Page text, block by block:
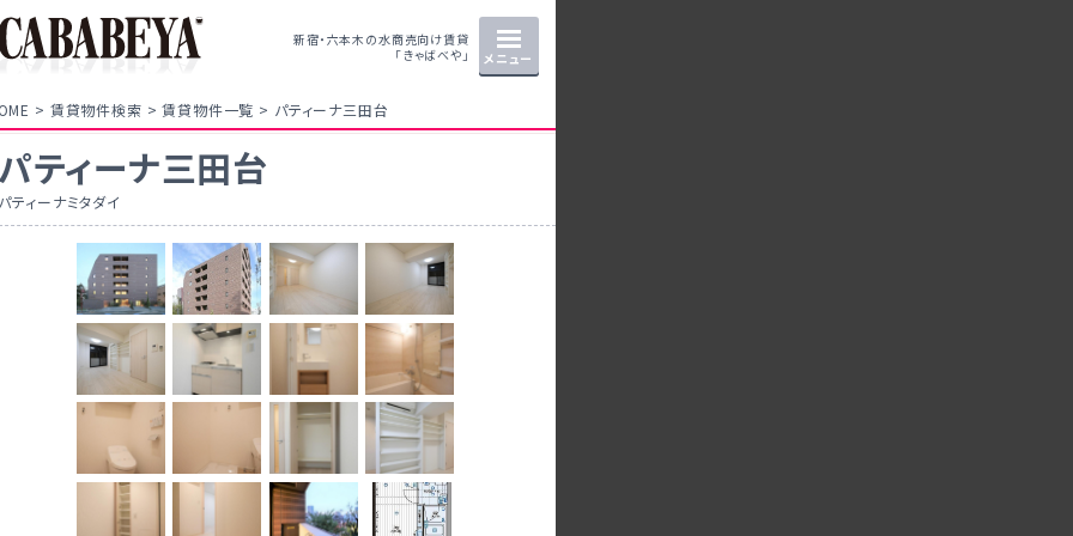
新宿・六本木の水商売向け賃貸
「きゃばべや」
メニュー
賃貸物件検索 賃貸物件一覧 パティーナ三田台
ティーナ三田台
ティーナミタダイ